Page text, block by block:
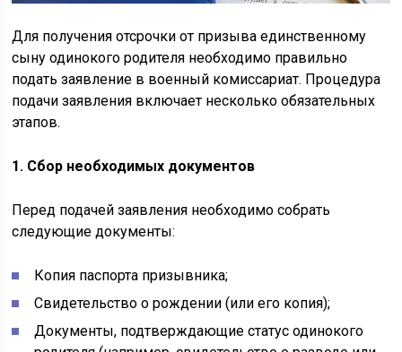
Для получения отсрочки от призыва единственному
сыну одинокого родителя необходимо правильно
подать заявление в военный комиссариат. Процедура
подачи заявления включает несколько обязательных
этапов.
1. Сбор необходимых документов
Перед подачей заявления необходимо собрать
следующие документы:
Копия паспорта призывника;
Свидетельство о рождении (или его копия);
Документы, подтверждающие статус одинокого